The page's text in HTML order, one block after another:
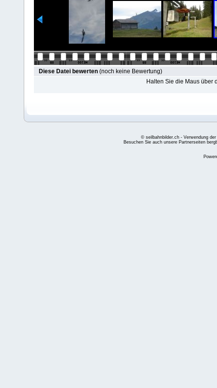
Diese Datei bewerten (noch keine Bewertung)
Halten Sie die Maus über
© seilbahnbilder.ch - Verwendung
Besuchen Sie auch unsere Partnerseiten